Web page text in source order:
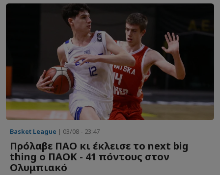
Basket League | 03/08 - 23:47
Πρόλαβε ΠΑΟ κι έκλεισε το next big
thing ο ΠΑΟΚ - 41 πόντους στον
Ολυμπιακό